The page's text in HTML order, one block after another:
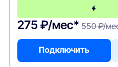
275 ₽/мес* 550 ₽/
Подключить